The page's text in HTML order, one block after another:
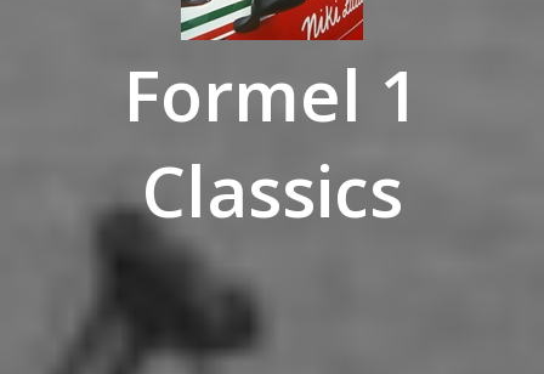
Formel 1
Classics